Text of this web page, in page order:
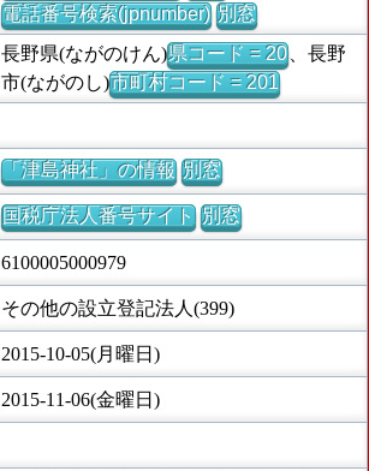
電話番号検索(jpnumber) 別窓
長野県(ながのけん)県コード = 20、長野
市(ながのし)市町村コード = 201
「津島神社」の情報 別窓
国税庁法人番号サイト 別窓
6100005000979
その他の設立登記法人(399)
2015-10-05(月曜日)
2015-11-06(金曜日)